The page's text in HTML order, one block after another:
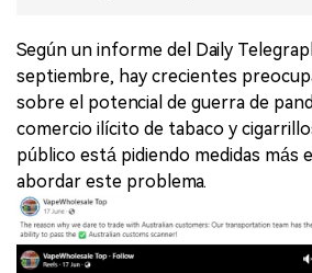
ENTREVISTA
Según un informe del Daily
septiembre, hay crecientes
sobre el potencial de guerra de
comercio ilícito de tabaco y
público está pidiendo medidas más
abordar este problema.